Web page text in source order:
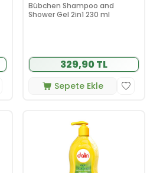
Bübchen Shampoo and
Shower Gel 2in1 230 ml
329,90 TL
Sepete Ekle